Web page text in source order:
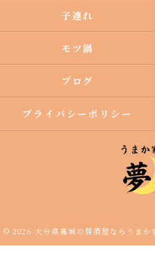
子連れ
モツ鍋
ブログ
プライバシーポリシー
© 2026 大分県高城の居酒屋ならうま